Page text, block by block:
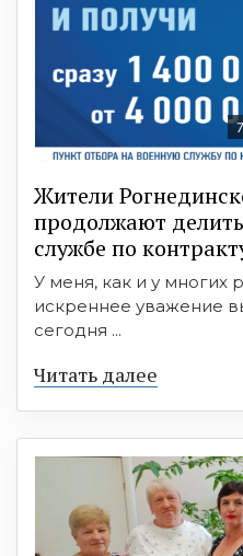
Жители
продолжают
службе по
У меня, как и у многих
искреннее уважение
сегодня ...
Читать далее